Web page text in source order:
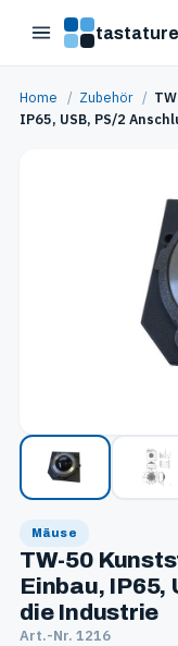
Home / Zubehör /
IP65, USB, PS/2
Mäuse
TW-50
Einbau, IP65,
die Industrie
Art.-Nr. 1216